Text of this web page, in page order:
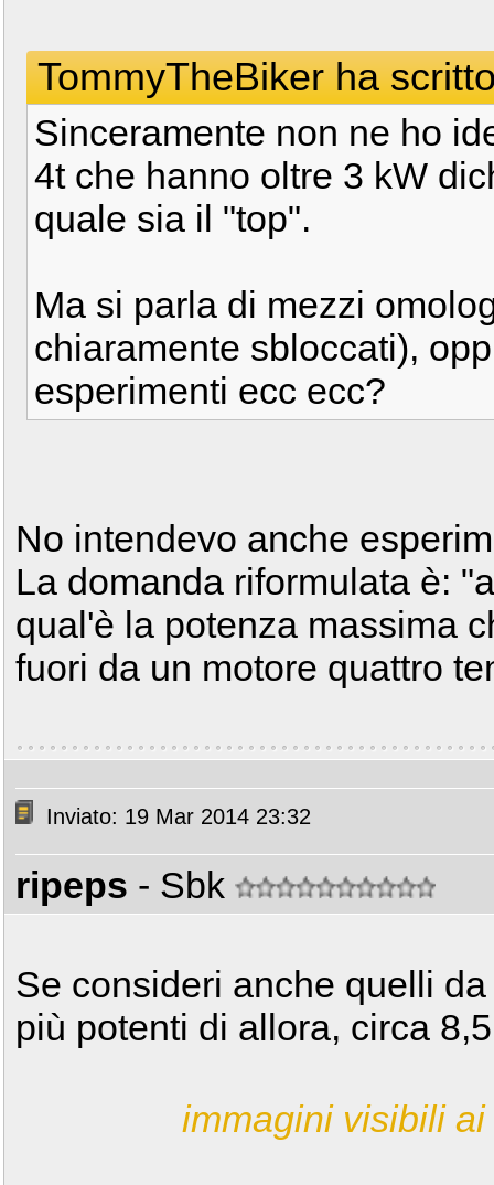
TommyTheBiker ha
Sinceramente non ne ho
4t che hanno oltre 3 kW
quale sia il "top".
Ma si parla di mezzi
chiaramente sbloccati),
esperimenti ecc ecc?
No intendevo anche
La domanda riformulata è:
qual'è la potenza massima
fuori da un motore quattro
Inviato: 19 Mar 2014 23:32
ripeps - Sbk
Se consideri anche quelli
più potenti di allora, circa
immagini visibili